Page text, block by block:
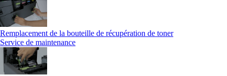
Remplacement de la bouteille de récupération de toner
Service de maintenance